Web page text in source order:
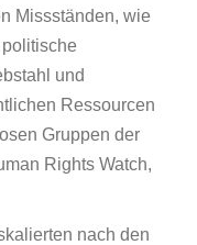
Missständen, wie
und
Ressourcen
Gruppen der
Rights Watch,
nach den